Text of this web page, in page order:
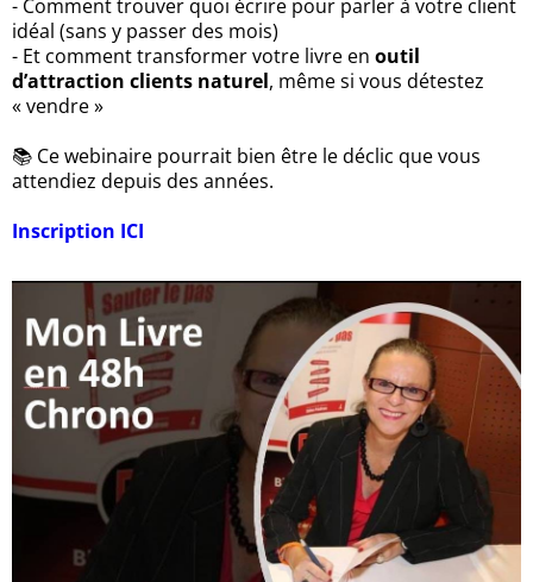
- Comment trouver quoi écrire pour parler à votre client
idéal (sans y passer des mois)
- Et comment transformer votre livre en outil
d’attraction clients naturel, même si vous détestez
« vendre »
📚 Ce webinaire pourrait bien être le déclic que vous
attendiez depuis des années.
Inscription ICI